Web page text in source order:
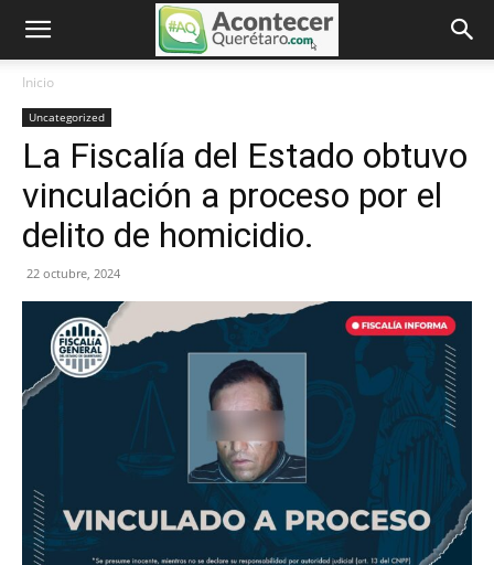
Inicio
Uncategorized
La Fiscalía del Estado obtuvo
vinculación a proceso por el
delito de homicidio.
22 octubre, 2024